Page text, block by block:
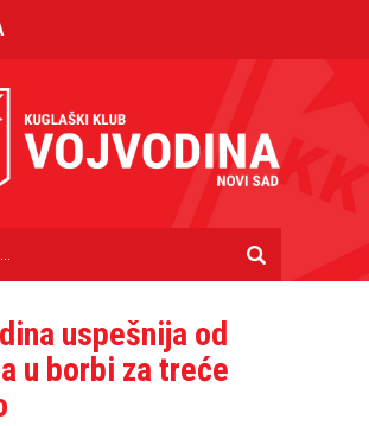
uspešnija od
u borbi za treće